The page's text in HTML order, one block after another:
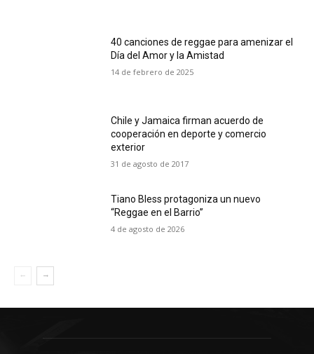
40 canciones de reggae para amenizar el
Día del Amor y la Amistad
14 de febrero de 2025
Chile y Jamaica firman acuerdo de
cooperación en deporte y comercio
exterior
31 de agosto de 2017
Tiano Bless protagoniza un nuevo
“Reggae en el Barrio”
4 de agosto de 2026